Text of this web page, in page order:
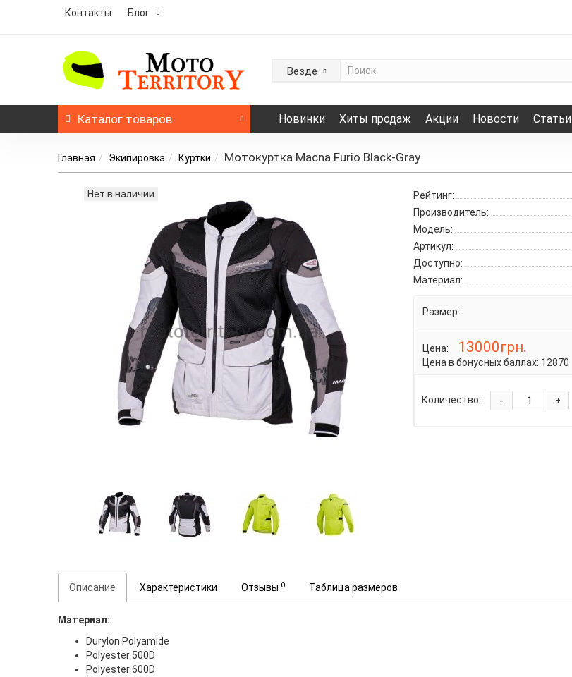
Контакты Блог
Везде
Каталог товаров Новинки Хиты продаж Акции Новости Статьи
Главная Экипировка Куртки Мотокуртка Macna Furio Black-Gray
Нет в наличии Рейтинг:
Производитель:
Модель:
Артикул:
Доступно:
Материал:
Размер:
Цена: 13000грн.
Цена в бонусных баллах: 12870
Количество: +
-
Описание Характеристики Отзывы 0 Таблица размеров
Материал:
Durylon Polyamide
Polyester 500D
Polyester 600D